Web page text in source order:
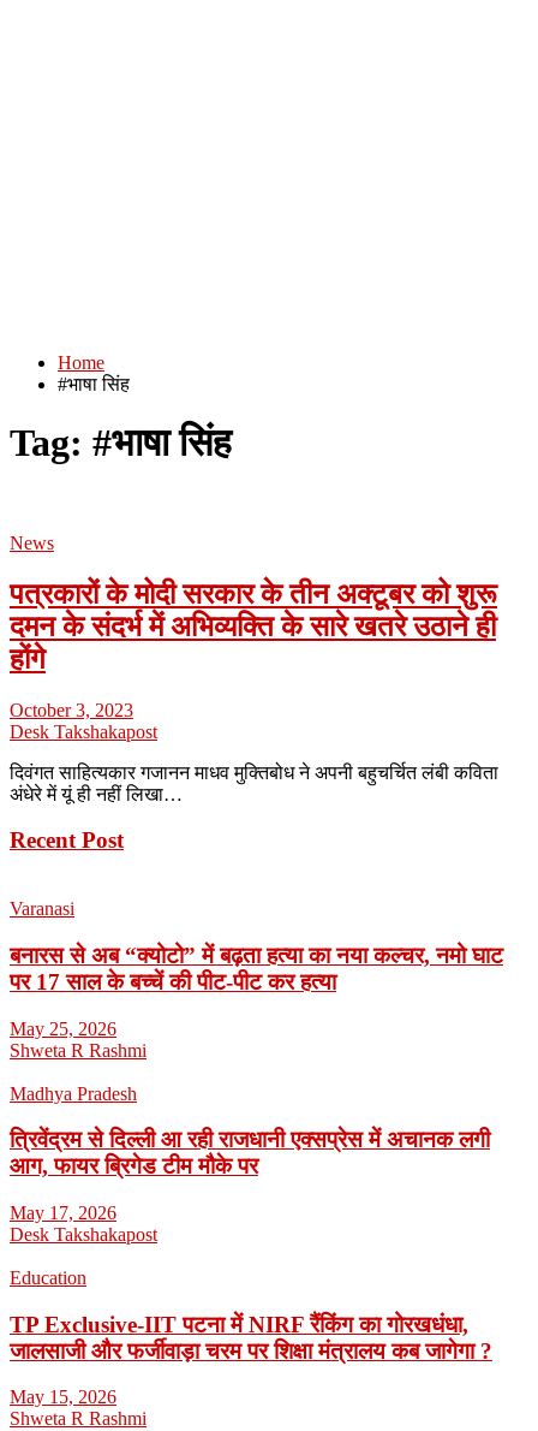
Home
#भाषा सिंह
Tag: #भाषा सिंह
News
पत्रकारों के मोदी सरकार के तीन अक्टूबर को शुरू
दमन के संदर्भ में अभिव्यक्ति के सारे खतरे उठाने ही
होंगे
October 3, 2023
Desk Takshakapost
दिवंगत साहित्यकार गजानन माधव मुक्तिबोध ने अपनी बहुचर्चित लंबी कविता
अंधेरे में यूं ही नहीं लिखा…
Recent Post
Varanasi
बनारस से अब “क्योटो” में बढ़ता हत्या का नया कल्चर, नमो घाट
पर 17 साल के बच्चें की पीट-पीट कर हत्या
May 25, 2026
Shweta R Rashmi
Madhya Pradesh
त्रिवेंद्रम से दिल्ली आ रही राजधानी एक्सप्रेस में अचानक लगी
आग, फायर ब्रिगेड टीम मौके पर
May 17, 2026
Desk Takshakapost
Education
TP Exclusive-IIT पटना में NIRF रैंकिंग का गोरखधंधा,
जालसाजी और फर्जीवाड़ा चरम पर शिक्षा मंत्रालय कब जागेगा ?
May 15, 2026
Shweta R Rashmi